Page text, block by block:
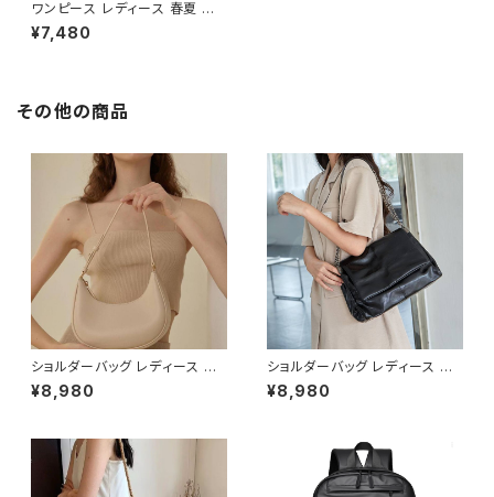
ワンピース レディース 春夏 秋
冬 春 夏 秋 冬 黒 ドレスワンピ
ース ドレス タイトワンピース ひ
インドレスワンピース お呼ばれ
韓国 ファッション オフィスカジュ
ドレス ナイトワンピ 上品 ブラッ
ク 大人 カジュアル 10代 20代
30代 40代 C-OSS0095
¥7,480
その他の商品
ショルダーバッグ レディース ハ
ーフムーンバッグ ワンショルダ
ー ミニバッグ 斜めがけバッグ 2
ラック ベージュ ピンク ホワイト
ワンサイズ K-B0285
¥8,980
ショルダーバッグ レディース チ
ェーンバッグ 斜めがけバッグ レ
ディースバッグ ワンショルダーバ
ッグ 通勤バッグ 通学バッグ おし
ゃれバッグ ブラック K-B0292
¥8,980